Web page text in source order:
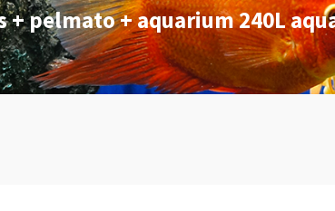
pelmato + aquarium 240L